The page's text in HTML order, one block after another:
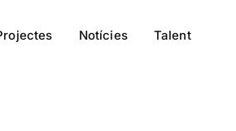
Notícies Talent